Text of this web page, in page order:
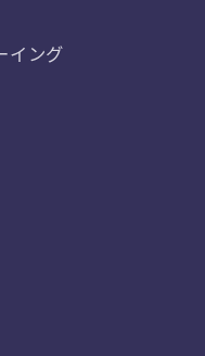
イング